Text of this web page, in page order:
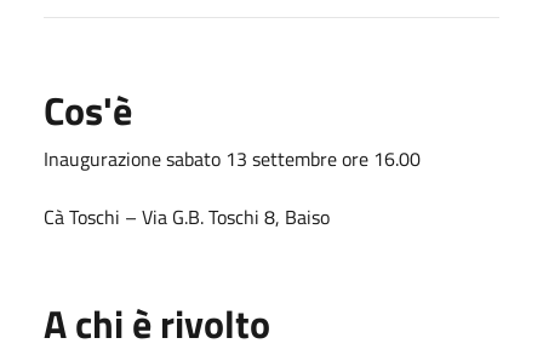
Cos'è
Inaugurazione sabato 13 settembre ore 16.00
Cà Toschi – Via G.B. Toschi 8, Baiso
A chi è rivolto